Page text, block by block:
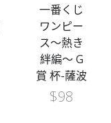
一番くじ
ワンピー
ス～熱き
絆編～ G
賞 杯-薩波
$98